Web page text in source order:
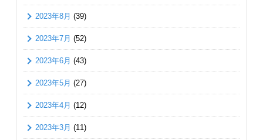
2023年8月 (39)
2023年7月 (52)
2023年6月 (43)
2023年5月 (27)
2023年4月 (12)
2023年3月 (11)